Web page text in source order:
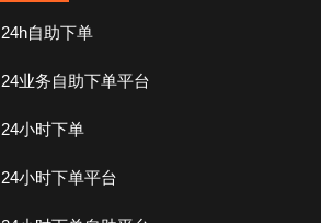
24h自助下单
24业务自助下单平台
24小时下单
24小时下单平台